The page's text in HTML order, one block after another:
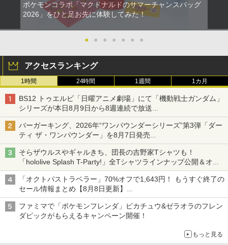
ラー (カーボンブラック)
￥8,020
【純正品】Xbox 充電式バッテリー + US
B-C ケーブル
￥2,618
5
【国内正規品】Thrustmaster スラスト
マスター TH8S シフター - PC、PS4、P
S5、PS5 Pro、Xbox One、Xbox Serie
s X|S 対応の高精度 H パターン シフター
￥14,141
￥3,523
ナル三方背収納ケース付きコレクション)
(オリジナル特典:オリジナル巾着＋メー
カー特典:【坤と離】二振りの剣、十翼よ
り来たる！スタジオ描き下ろしイラスト
ボード付) [Blu-ray]
￥10,780
4
劇場版「鬼滅の刃」無限城編 第一章 猗
窩座再来 完全生産限定版 [Blu-ray]
￥8,698
『映画 ラブライブ！蓮ノ空女学院スクー
ルアイドルクラブ Bloom Garden Part
￥2,960
￥3,224
3
【お買い物マラソン期間限定♪最大30％O
FF】【tomtoc公式店】 Switch 2対応 ハ
ードケース FancyCase-G05 Nintendo
2025年 スイッチ2モデル用 スリムケース
持ち運び キャリングケース 耐衝撃 薄型
ハードポーチ ゲームカード12枚収納 ア
クセサリーポーチ
￥2,653
大容量 Switch2/Switch通常モデル/Swit
￥580
Sフリーク Galaxy PlayStation 4 PS4 a
nd PlayStation 5 PS5 | Performance T
humbsticks 旧バージョン 3つ爪
3
＼10％OFFクーポン／PS5用 冷却ファン
クーリングファン 冷却装置 USBクーラ
ー 外付け 自動冷却ファン 三つファン 急
速冷却 静音 装着簡単 排熱 熱対策 USB
ポート 省スペース 耐久性 プレイステー
ション5対応 ディスク版 デジタル版の両
方に対応
￥2,680
【特典】テイルズ オブ エターニア リマ
ミュージカル『刀剣乱舞』 ～静かなる夜
半の寝ざめ～【Blu-ray】 [ ミュージカル
￥7,821
ヤマトよ永遠に REBEL3199 7＜最終巻
＞【Blu-ray】 [ 西崎義展 ]
￥8,751
銀河英雄伝説 Blu-ray BOX スタンダー
ドエディション 1【Blu-ray】 [ 堀川亮 ]
￥16,368
銀河英雄伝説 Blu-ray BOX スタンダー
ドエディション 4【Blu-ray】 [ 堀川亮 ]
ポケモンコラボ「マクドナルドのサマーチャンスバッグ
2026」をひと足お先に体験してみた！
● ● ● ● ● ● ●
アクセスランキング
1時間 24時間 1週間 1カ月
BS12 トゥエルビ「日曜アニメ劇場」にて「機動戦士ガンダム」
シリーズが本日8月9日から8週連続で放送
初回は「機動戦士ガンダム【HDリマスター版】」
バーガーキング、2026年“ワンパウンダーシリーズ”第3弾「ダー
ティ ザ・ワンパウンダー」を8月7日発売
「特製ガーリックマヨソース」を使用した超大型チーズバーガー
そらザウルスやギャルきち、団長の吉野家Tシャツも！
「hololive Splash T-Party!」全Tシャツラインナップ公開＆オン
ライン販売開始
「オクトパストラベラー」70%オフで1,643円！ もうすぐ終了の
セール情報まとめ【8月8日更新】
ニンテンドーeショップでは「大神 絶景版」が67%オフで990円
ファミマで「ポケモンフレンダ」ピカチュウ&ゼラオラのフレン
ダピックがもらえるキャンペーン開催！
もっと見る